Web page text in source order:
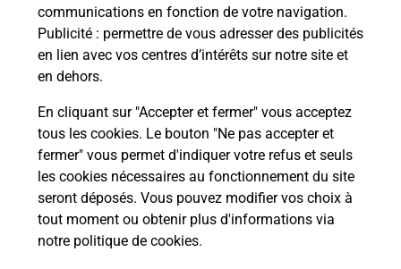
communications en fonction de votre navigation.
Publicité : permettre de vous adresser des publicités
en lien avec vos centres d’intérêts sur notre site et
en dehors.
En cliquant sur "Accepter et fermer" vous acceptez
tous les cookies. Le bouton "Ne pas accepter et
fermer" vous permet d'indiquer votre refus et seuls
les cookies nécessaires au fonctionnement du site
seront déposés. Vous pouvez modifier vos choix à
tout moment ou obtenir plus d'informations via
notre politique de cookies.
En savoir plus
Questions fréquemment posées
Comment retourner un colis acheté
en ligne depuis votre boîte aux lettres